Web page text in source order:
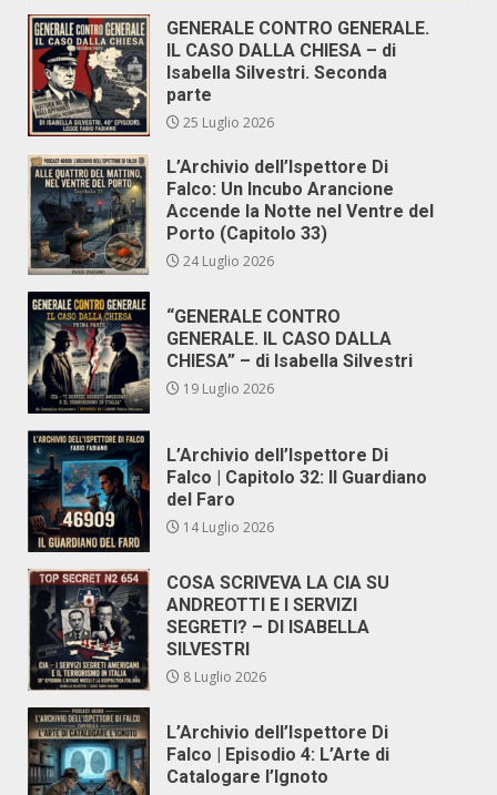
GENERALE CONTRO GENERALE.
IL CASO DALLA CHIESA – di
Isabella Silvestri. Seconda
parte
25 Luglio 2026
L’Archivio dell’Ispettore Di
Falco: Un Incubo Arancione
Accende la Notte nel Ventre del
Porto (Capitolo 33)
24 Luglio 2026
“GENERALE CONTRO
GENERALE. IL CASO DALLA
CHIESA” – di Isabella Silvestri
19 Luglio 2026
L’Archivio dell’Ispettore Di
Falco | Capitolo 32: Il Guardiano
del Faro
14 Luglio 2026
COSA SCRIVEVA LA CIA SU
ANDREOTTI E I SERVIZI
SEGRETI? – DI ISABELLA
SILVESTRI
8 Luglio 2026
L’Archivio dell’Ispettore Di
Falco | Episodio 4: L’Arte di
Catalogare l’Ignoto